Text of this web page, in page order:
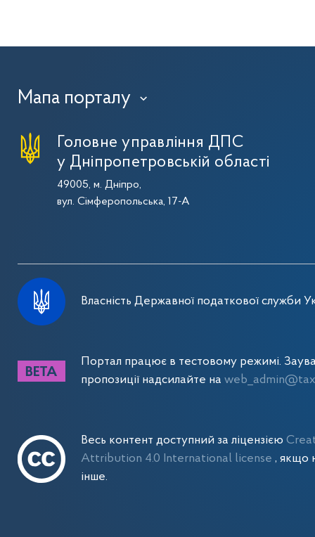
Мапа порталу ›
Головне управління ДПС
у Дніпропетровській області
49005, м. Дніпро,
вул. Сімферопольська, 17-А
Власність Державної податкової служби
Портал працює в тестовому режимі.
пропозиції надсилайте на
Весь контент доступний за ліцензією
Attribution 4.0 International license , якщо
інше.